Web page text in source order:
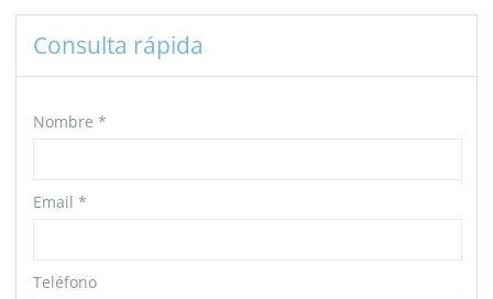
Consulta rápida
Nombre *
Email *
Teléfono